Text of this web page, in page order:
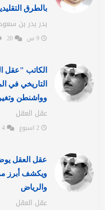
بالطرق
بدر بدر بن
الكاتب
التاريخي في
وواشنطن
عقل العقل
عقل العقل
ويكشف أبرز
والرياض
عقل العقل